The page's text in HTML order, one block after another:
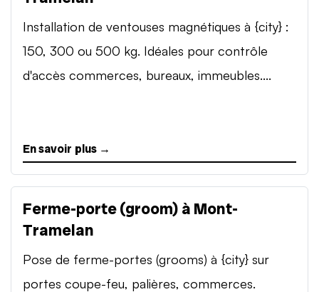
Installation de ventouses magnétiques à {city} :
150, 300 ou 500 kg. Idéales pour contrôle
d'accès commerces, bureaux, immeubles....
En savoir plus →
Ferme-porte (groom) à Mont-
Tramelan
Pose de ferme-portes (grooms) à {city} sur
portes coupe-feu, palières, commerces.